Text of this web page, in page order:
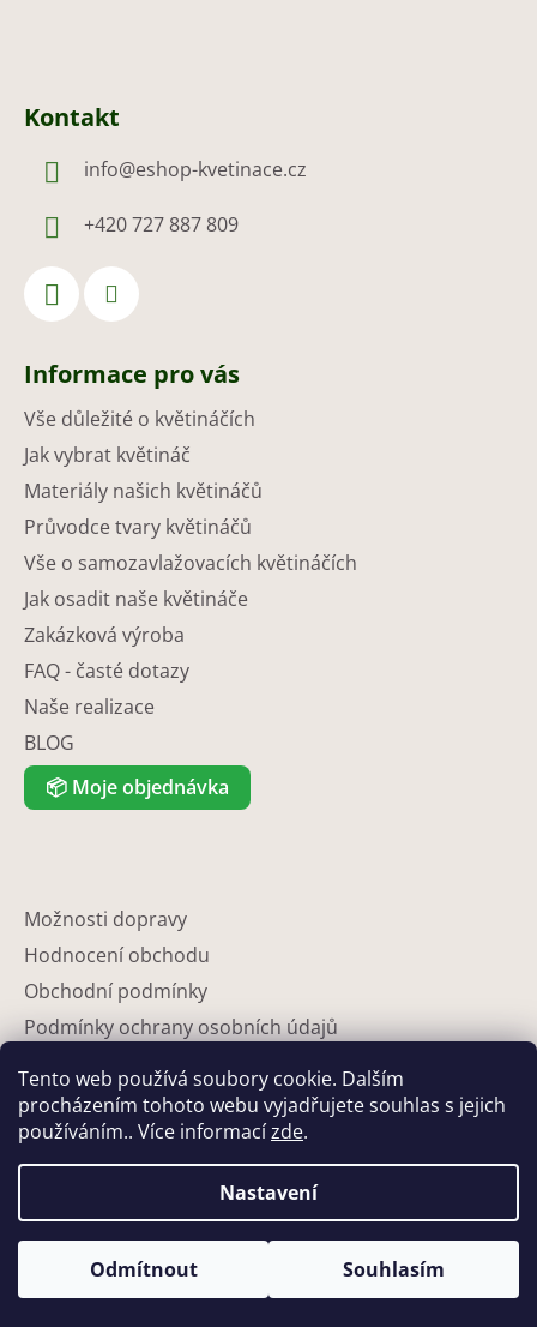
Tento web používá soubory cookie. Dalším
procházením tohoto webu vyjadřujete souhlas s jejich
používáním.. Více informacízde.
Nastavení
Odmítnout Souhlasím
Kontakt
info@eshop-kvetinace.cz
+420 727 887 809
Informace pro vás
Vše důležité o květináčích
Jak vybrat květináč
Materiály našich květináčů
Průvodce tvary květináčů
Vše o samozavlažovacích květináčích
Jak osadit naše květináče
Zakázková výroba
FAQ - časté dotazy
Naše realizace
BLOG
📦 Moje objednávka
Možnosti dopravy
Hodnocení obchodu
Obchodní podmínky
Podmínky ochrany osobních údajů
Partneři
Kontakty
Copyright 2026Eshop-květináče. Všechna práva vyhrazena.